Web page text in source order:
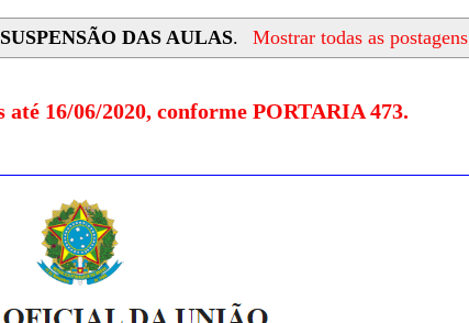
SUSPENSÃO DAS AULAS. Mostrar todas as postagens
16/06/2020, conforme PORTARIA 473.